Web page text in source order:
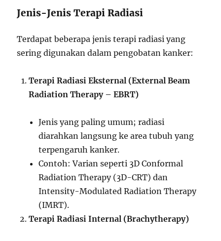
Jenis-Jenis Terapi Radiasi
Terdapat beberapa jenis terapi radiasi yang
sering digunakan dalam pengobatan kanker:
Terapi Radiasi Eksternal (External Beam
Radiation Therapy – EBRT)
Jenis yang paling umum; radiasi
diarahkan langsung ke area tubuh yang
terpengaruh kanker.
Contoh: Varian seperti 3D Conformal
Radiation Therapy (3D-CRT) dan
Intensity-Modulated Radiation Therapy
(IMRT).
Terapi Radiasi Internal (Brachytherapy)